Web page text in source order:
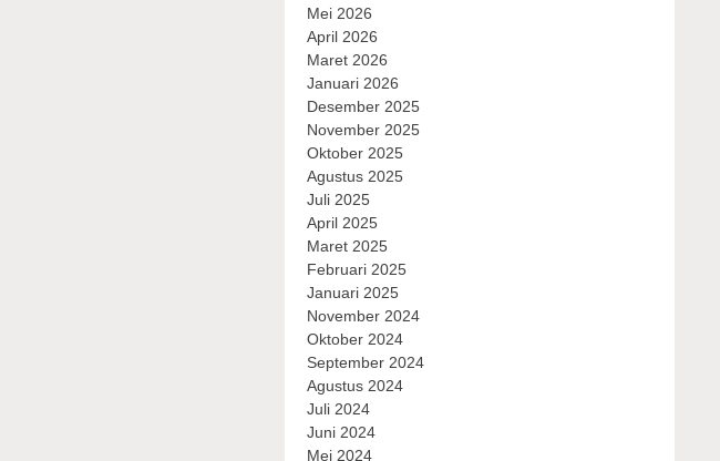
Mei 2026
April 2026
Maret 2026
Januari 2026
Desember 2025
November 2025
Oktober 2025
Agustus 2025
Juli 2025
April 2025
Maret 2025
Februari 2025
Januari 2025
November 2024
Oktober 2024
September 2024
Agustus 2024
Juli 2024
Juni 2024
Mei 2024